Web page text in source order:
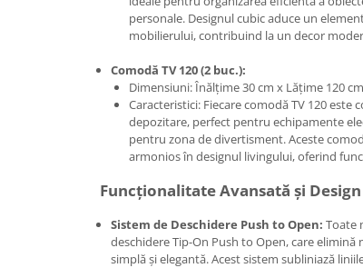
personale. Designul cubic aduce un
mobilierului, contribuind la un decor
Comodă TV 120 (2 buc.):
Dimensiuni: Înălțime 30 cm x Lățime 120
Caracteristici: Fiecare comodă TV 120
depozitare, perfect pentru echipamente
pentru zona de divertisment. Aceste
armonios în designul livingului, oferind
Funcționalitate Avansată și
Sistem de Deschidere Push to Open: Toate
deschidere Tip-On Push to Open, care
simplă și elegantă. Acest sistem subliniază